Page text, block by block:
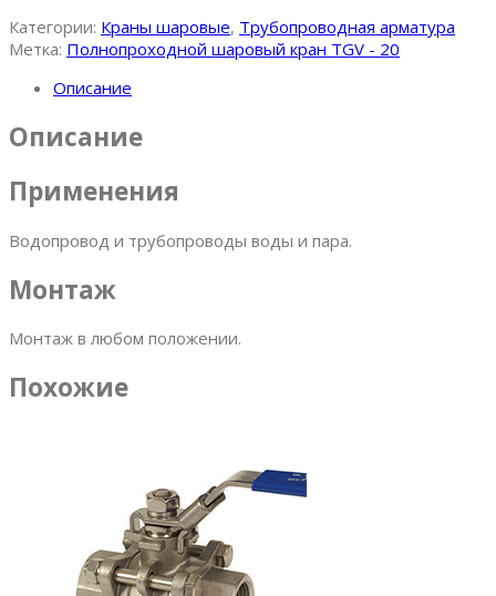
Категории: Краны шаровые, Трубопроводная арматура
Метка: Полнопроходной шаровый кран TGV - 20
Описание
Описание
Применения
Водопровод и трубопроводы воды и пара.
Монтаж
Монтаж в любом положении.
Похожие